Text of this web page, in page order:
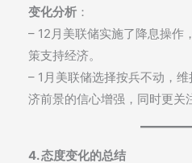
变化分析 ：
– 12月美联储实施了降息操作
策支持经济。
– 1月美联储选择按兵不动，
济前景的信心增强，同时更关
4. 态度变化的总结